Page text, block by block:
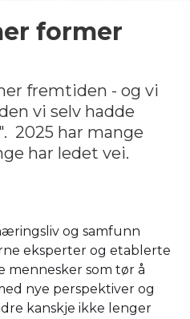
former
fremtiden - og vi
vi selv hadde
‍2025 har mange
har ledet vei.
og samfunn
eksperter og etablerte
mennesker som tør å
nye perspektiver og
kanskje ikke lenger